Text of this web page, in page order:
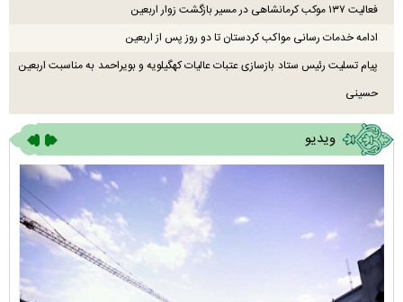
فعالیت ۱۳۷ موکب کرمانشاهی در مسیر بازگشت زوار اربعین
ادامه خدمات رسانی مواکب کردستان تا دو روز پس از اربعین
پیام تسلیت رئیس ستاد بازسازی عتبات عالیات کهگیلویه و بویراحمد به مناسبت اربعین
حسینی
ویدیو